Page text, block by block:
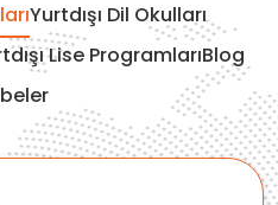
Yurtdışı Dil Okulları
Lise ProgramlarıBlog